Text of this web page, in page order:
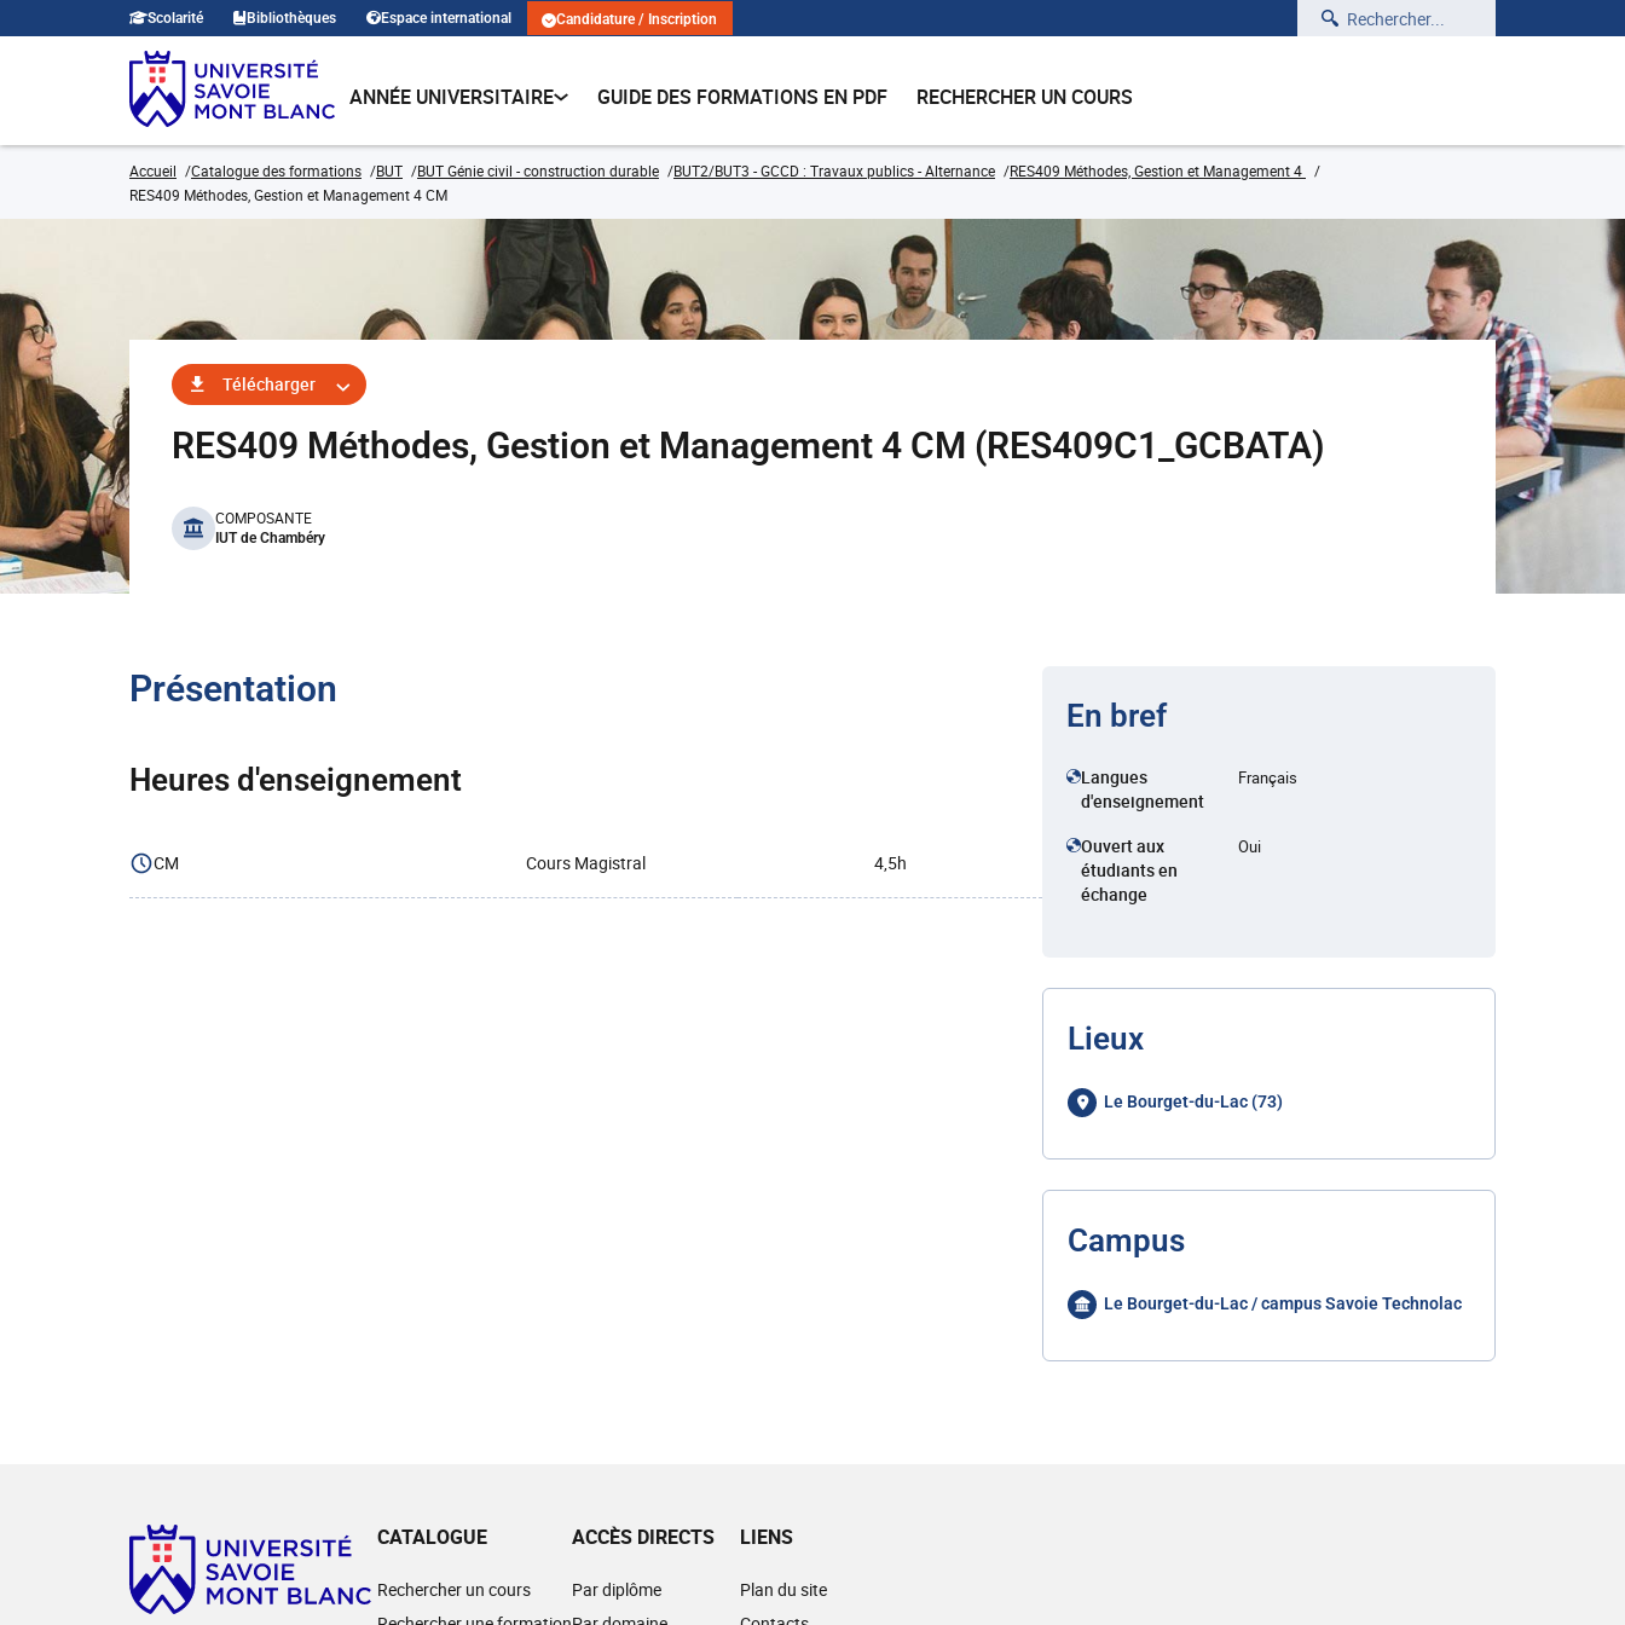
Scolarité Bibliothèques Espace international Candidature / Inscription Rechercher
ANNÉE UNIVERSITAIRE GUIDE DES FORMATIONS EN PDF RECHERCHER UN COURS
Accueil Catalogue des formations BUT BUT Génie civil - construction durable BUT2/BUT3 - GCCD : Travaux publics - Alternance
RES409 Méthodes, Gestion et Management 4
RES409 Méthodes, Gestion et Management 4 CM
Télécharger
RES409 Méthodes, Gestion et Management 4 CM (RES409C1_GCBATA)
benefits
COMPOSANTE
IUT de Chambéry
Présentation
Heures d'enseignement
CM Cours Magistral 4,5h
En bref
Langues
d'enseignement
Français
Ouvert aux
étudiants en
échange
Oui
Lieux
Le Bourget-du-Lac (73)
Campus
Le Bourget-du-Lac / campus Savoie Technolac
CATALOGUE
Rechercher un cours
ACCÈS DIRECTS
Par diplôme
LIENS
Plan du site